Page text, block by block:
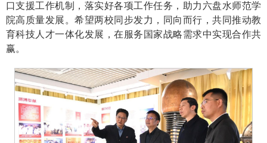
口支援工作机制，落实好各项工作任务，助力六盘水师范学
院高质量发展。希望两校同步发力，同向而行，共同推动教
育科技人才一体化发展，在服务国家战略需求中实现合作共
赢。